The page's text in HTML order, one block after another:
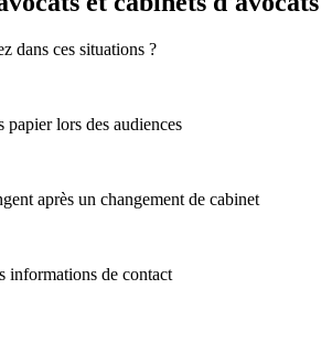
dans ces situations ?
papier lors des audiences
après un changement de cabinet
informations de contact